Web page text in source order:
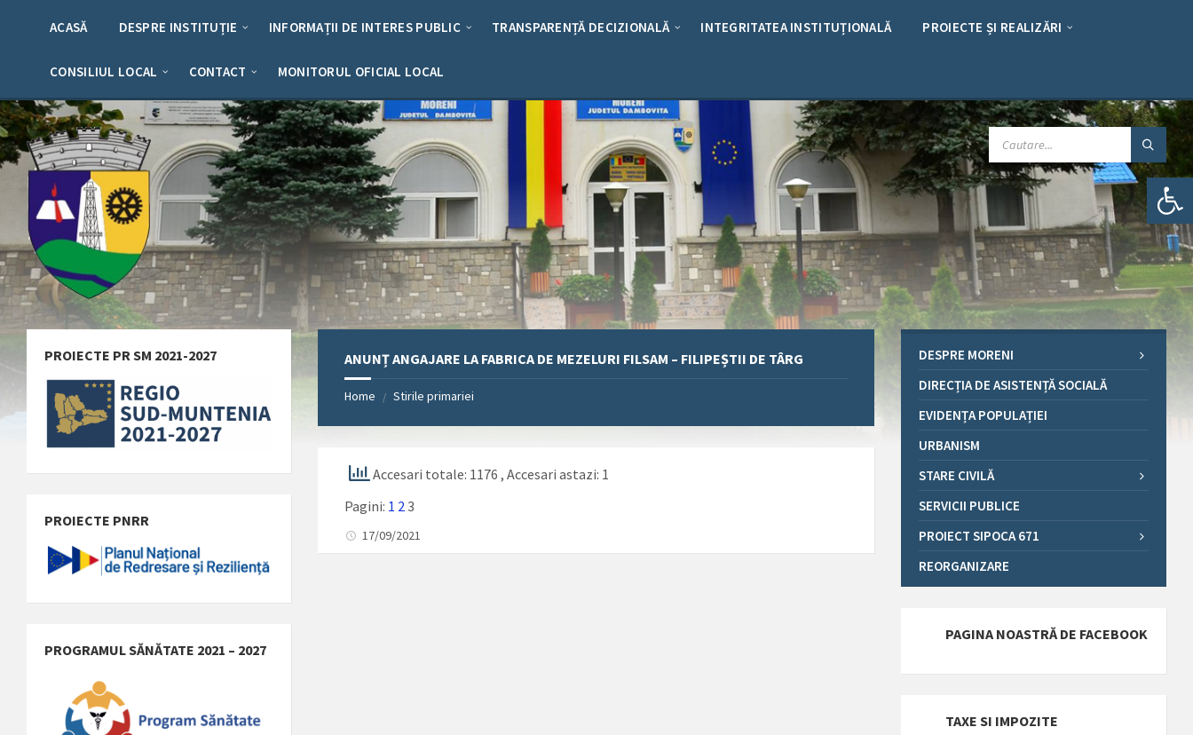
Deschide bara de unelte
ACASĂ DESPRE INSTITUȚIE INFORMAȚII DE INTERES PUBLIC TRANSPARENȚĂ DECIZIONALĂ INTEGRITATEA INSTITUȚIONALĂ PROIECTE ȘI REALIZĂRI
CONSILIUL LOCAL CONTACT MONITORUL OFICIAL LOCAL
CAUTARE:
ANUNȚ ANGAJARE LA FABRICA DE MEZELURI FILSAM – FILIPEȘTII DE TÂRG
Home / Stirile primariei
Accesari totale: 1176, Accesari astazi: 1
Pagini: 1 2 3
17/09/2021
PROIECTE PR SM 2021-2027
PROIECTE PNRR
PROGRAMUL SĂNĂTATE 2021 – 2027
DESPRE MORENI
DIRECȚIA DE ASISTENȚĂ SOCIALĂ
EVIDENȚA POPULAȚIEI
URBANISM
STARE CIVILĂ
SERVICII PUBLICE
PROIECT SIPOCA 671
REORGANIZARE
PAGINA NOASTRĂ DE FACEBOOK
TAXE SI IMPOZITE